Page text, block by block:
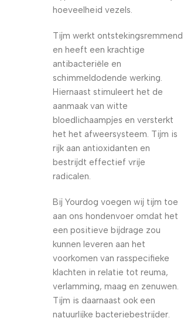
hoeveelheid vezels.
Tijm werkt ontstekingsremmend
en heeft een krachtige
antibacteriële en
schimmeldodende werking.
Hiernaast stimuleert het de
aanmaak van witte
bloedlichaampjes en versterkt
het het afweersysteem. Tijm is
rijk aan antioxidanten en
bestrijdt effectief vrije
radicalen.
Bij Yourdog voegen wij tijm toe
aan ons hondenvoer omdat het
een positieve bijdrage zou
kunnen leveren aan het
voorkomen van rasspecifieke
klachten in relatie tot reuma,
verlamming, maag en zenuwen.
Tijm is daarnaast ook een
natuurlijke bacteriebestrijder.